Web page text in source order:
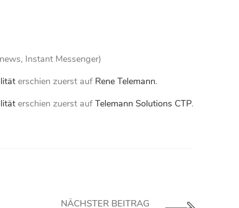
Instant Messenger)
erschien zuerst auf Rene Telemann.
erschien zuerst aufTelemann Solutions CTP.
NÄCHSTER BEITRAG